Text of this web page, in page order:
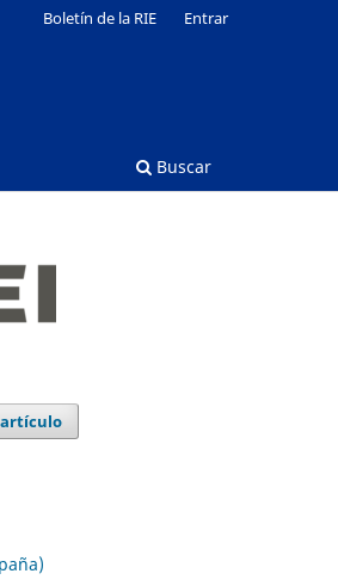
Buscar
Boletín de la RIE Entrar